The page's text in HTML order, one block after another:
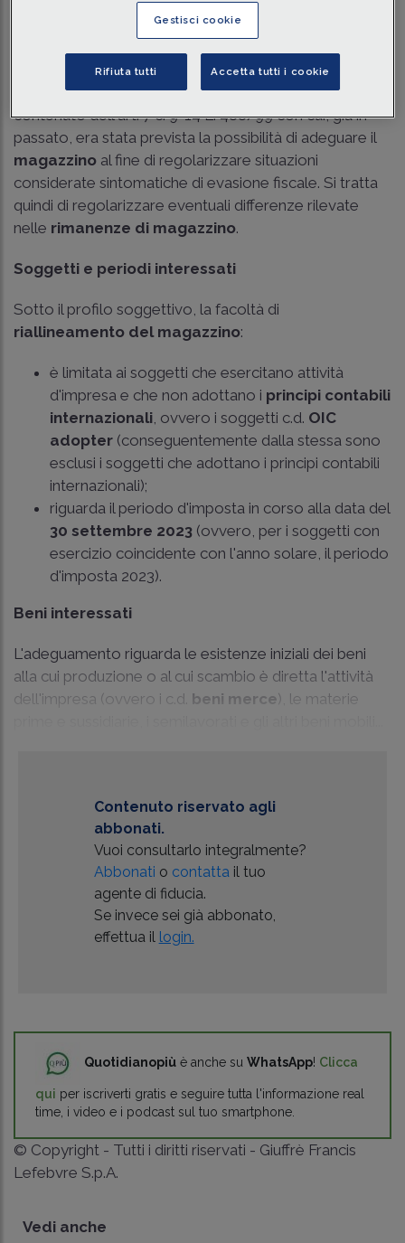
Ascolta la news
L'articolo 20DDL di Bilancio 2024riprende il
contenuto dell'art. 7 c. 9-14 L. 488/99con cui, già in
passato, era stata prevista la possibilità di adeguare il
magazzino al fine di regolarizzare situazioni
considerate sintomatiche di evasione fiscale. Si tratta
quindi di regolarizzare eventuali differenze rilevate
nelle rimanenze di magazzino.
Soggetti e periodi interessati
Sotto il profilo soggettivo, la facoltà di
riallineamento del magazzino:
è limitata ai soggetti che esercitano attività
d'impresa e che non adottano i principi contabili
internazionali, ovvero i soggetti c.d. OIC
adopter (conseguentemente dalla stessa sono
esclusi i soggetti che adottano i principi contabili
internazionali);
riguarda il periodo d'imposta in corso alla data del
30 settembre 2023 (ovvero, per i soggetti con
esercizio coincidente con l'anno solare, il periodo
d'imposta 2023).
Beni interessati
L'adeguamento riguarda le esistenze iniziali dei beni
alla cui produzione o al cui scambio è diretta l'attività
dell'impresa (ovvero i c.d. beni merce), le materie
Contenuto riservato agli
abbonati.
Vuoi consultarlo integralmente?
Abbonati o contattail tuo
agente di fiducia.
Se invece sei già abbonato,
effettua il login.
Quotidianopiù è anche su WhatsApp! Clicca
qui per iscriverti gratis e seguire tutta l'informazione real
time, i video e i podcast sul tuo smartphone.
© Copyright - Tutti i diritti riservati - Giuffrè Francis
Lefebvre S.p.A.
Vedi anche
Gestisci cookie
Rifiuta tutti Accetta tutti i cookie